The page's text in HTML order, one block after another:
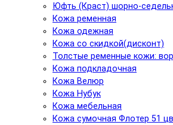
Юфть (Краст) шорно-
Кожа ременная
Кожа одежная
Кожа со скидкой(дисконт)
Толстые ременные кожи:
Кожа подкладочная
Кожа Велюр
Кожа Нубук
Кожа мебельная
Кожа сумочная Флотер 51